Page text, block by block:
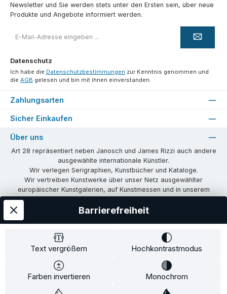
Newsletter und Sie werden stets unter den Ersten sein, über neue
Produkte und Angebote informiert werden.
Mail-
Datenschutz
Ich habe die Datenschutzbestimmungen zur Kenntnis genommen und
die AGB gelesen und bin mit ihnen einverstanden.
Zahlungsarten
Sicher Einkaufen
Über uns
Art 28 repräsentiert neben Janosch und James Rizzi auch andere
ausgewählte internationale Künstler.
Wir verlegen Serigraphien, Kunstbücher und Kataloge.
Wir vertreiben Kunstwerke über unser Netz ausgewählter
europäischer Kunstgalerien, auf Kunstmessen und in unserem
Wir vermitteln Lizenzen und organisieren Ausstellungen und
Unsere Communities
Text vergrößern Hochkontrastmodus
Farben invertieren Monochrom
Barrierefreiheit